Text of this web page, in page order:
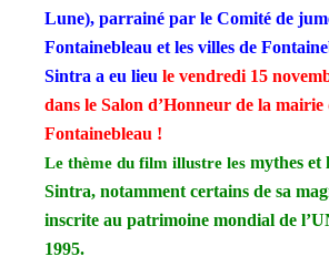
Lune), parrainé par le Comité de
Fontainebleau et les villes de
Sintra a eu lieu le vendredi 15
dans le Salon d’Honneur de la mairie
Fontainebleau !
Le thème du film illustre les mythes et
Sintra, notamment certains de sa
inscrite au patrimoine mondial de
1995.